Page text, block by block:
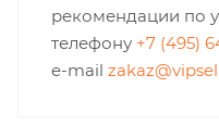
рекомендации по
телефону +7 (495)
e-mail